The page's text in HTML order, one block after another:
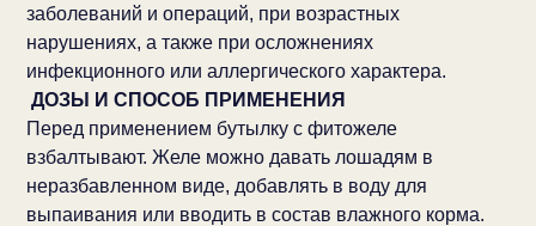
заболеваний и операций, при возрастных
нарушениях, а также при осложнениях
инфекционного или аллергического характера.
ДОЗЫ И СПОСОБ ПРИМЕНЕНИЯ
Перед применением бутылку с фитожеле
взбалтывают. Желе можно давать лошадям в
неразбавленном виде, добавлять в воду для
выпаивания или вводить в состав влажного корма.